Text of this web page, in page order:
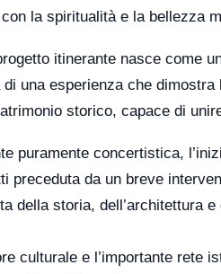
la spiritualità e la bellezza
itinerante nasce come
di una esperienza che
storico, capace di
puramente concertistica,
preceduta da un breve
della storia, dell’architettura
culturale e l’importante rete